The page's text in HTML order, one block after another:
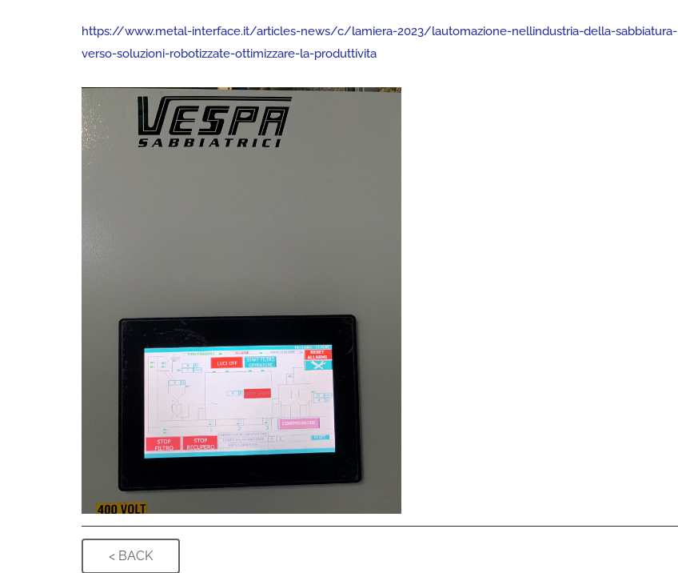
https://www.metal-interface.it/articles-news/c/lamiera-2023/lautomazione-nellindustria-della-sabbiatura-
verso-soluzioni-robotizzate-ottimizzare-la-produttivita